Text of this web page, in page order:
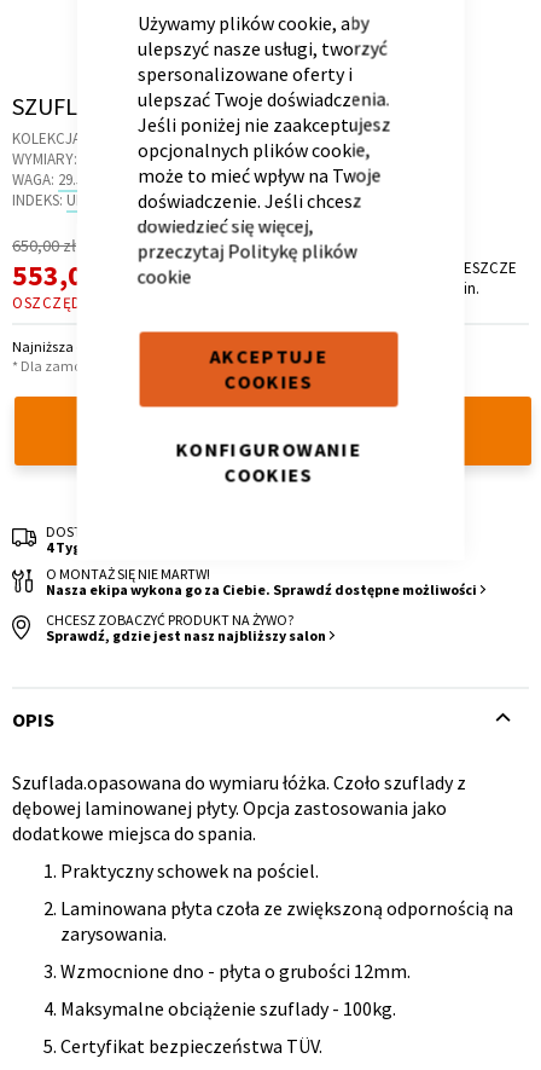
Używamy plików cookie, aby
ulepszyć nasze usługi, tworzyć
spersonalizowane oferty i
ulepszać Twoje doświadczenia.
Jeśli poniżej nie zaakceptujesz
opcjonalnych plików cookie,
może to mieć wpływ na Twoje
doświadczenie. Jeśli chcesz
dowiedzieć się więcej,
przeczytaj Politykę plików
cookie
AKCEPTUJE
COOKIES
KONFIGUROWANIE
COOKIES
Skip
the
beginning
of
images
gallery
SZUFLADA ŁÓŻKA 200 YOUNG OAK
KOLEKCJA:
WYMIARY:
199 X 85 X 23 CM
WAGA: 29.5 KG
INDEKS: UF.21
Regularna
Cena
650,00 zł
Cena
promocyjna
553,00 zł *
OSZCZĘDZASZ
PROMOCJA TRWA JESZCZE
10 dni, 0 godz. i 5 min.
Najniższa cena z 30 dni przed obniżką: 553,00 zł
* Dla zamówień powyżej 6 999,00 zł
DOSTAWA
4 Tygodnie
O MONTAŻ SIĘ NIE MARTW!
Nasza ekipa wykona go za Ciebie. Sprawdź dostępne możliwości
CHCESZ ZOBACZYĆ PRODUKT NA ŻYWO?
Sprawdź, gdzie jest nasz najbliższy salon
OPIS
Opis
produktu
Szuflada.opasowana do wymiaru łóżka. Czoło szuflady z
dębowej laminowanej płyty. Opcja zastosowania jako
dodatkowe miejsca do spania.
Praktyczny schowek na pościel.
Laminowana płyta czoła ze zwiększoną odpornością na
zarysowania.
Wzmocnione dno - płyta o grubości 12mm.
Maksymalne obciążenie szuflady - 100kg.
Certyfikat bezpieczeństwa TÜV.
Kontenerek Półka i szafka wisząca